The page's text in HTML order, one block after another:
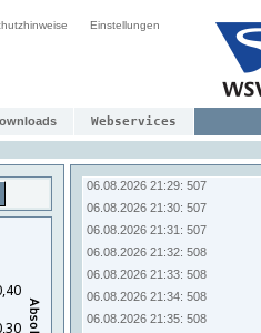
Einstellungen
Webservices
06.08.2026 21:22: 507
06.08.2026 21:26: 507
06.08.2026 21:27: 507
06.08.2026 21:28: 507
06.08.2026 21:29: 507
06.08.2026 21:30: 507
06.08.2026 21:31: 507
06.08.2026 21:32: 508
06.08.2026 21:33: 508
06.08.2026 21:34: 508
06.08.2026 21:35: 508